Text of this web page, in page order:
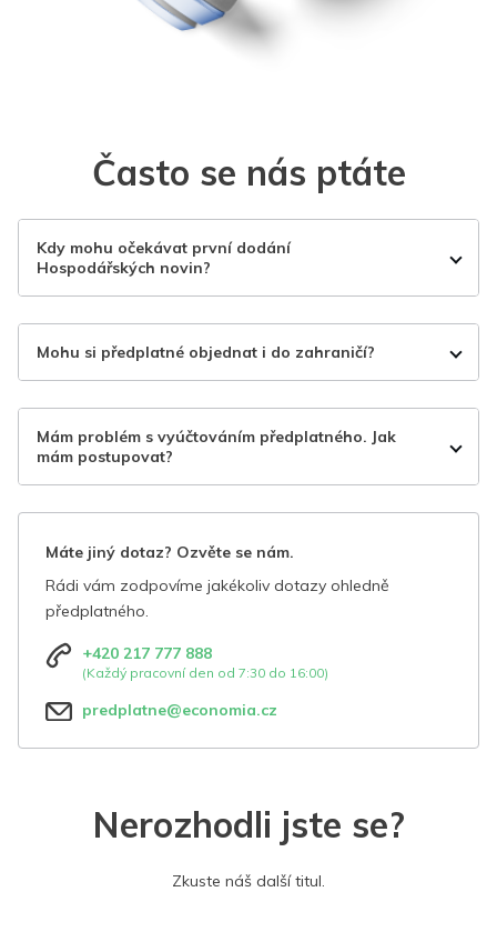
Často se nás ptáte
Kdy mohu očekávat první dodání
Hospodářských novin?
Mohu si předplatné objednat i do zahraničí?
Mám problém s vyúčtováním předplatného. Jak
mám postupovat?
Máte jiný dotaz? Ozvěte se nám.
Rádi vám zodpovíme jakékoliv dotazy ohledně
předplatného.
+420 217 777 888
(Každý pracovní den od 7:30 do 16:00)
predplatne@economia.cz
Nerozhodli jste se?
Zkuste náš další titul.